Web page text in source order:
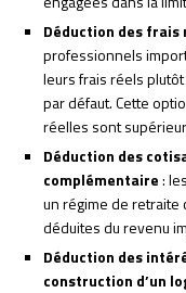
Déduction des frais
professionnels
leurs frais réels
par défaut. Cette
réelles sont
Déduction des
complémentaire:
un régime de retraite
déduites du revenu
Déduction des
construction d’un